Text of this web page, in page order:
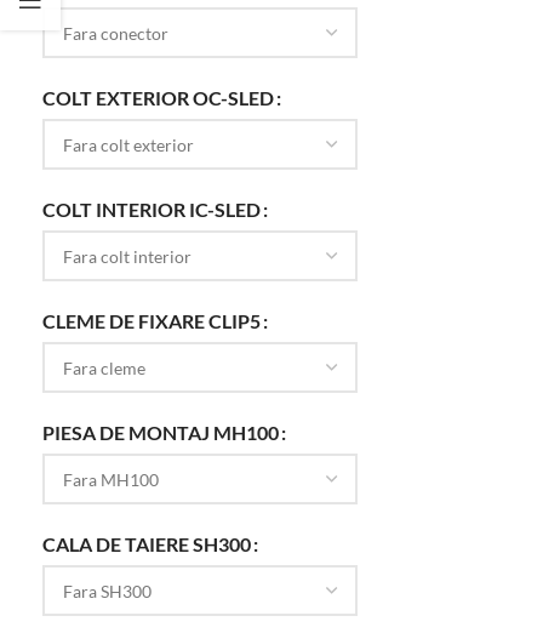
COLT EXTERIOR OC-SLED
COLT INTERIOR IC-SLED
CLEME DE FIXARE CLIP5
PIESA DE MONTAJ MH100
CALA DE TAIERE SH300